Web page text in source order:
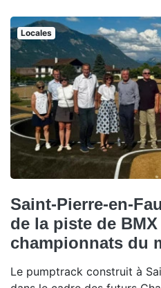
Locales
Saint-Pierre-en-
de la piste de
championnats du
Le pumptrack construit à